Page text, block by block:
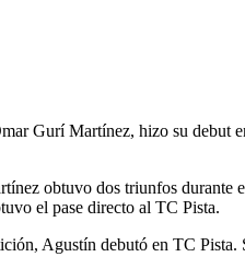
Gurí Martínez, hizo su debut
obtuvo dos triunfos
el pase directo al TC Pista.
Agustín debutó en TC Pista.